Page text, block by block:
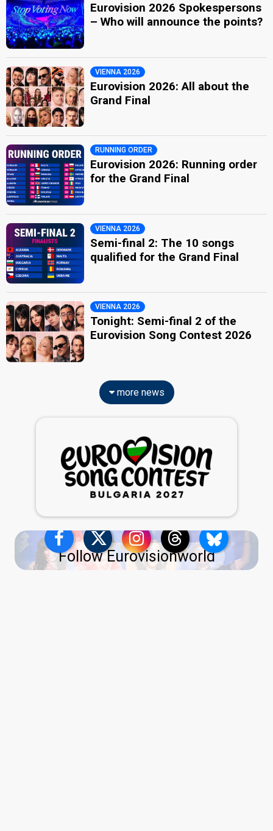
Eurovision 2026 Spokespersons
– Who will announce the points?
VIENNA 2026
Eurovision 2026: All about the
Grand Final
RUNNING ORDER
Eurovision 2026: Running order
for the Grand Final
VIENNA 2026
Semi-final 2: The 10 songs
qualified for the Grand Final
VIENNA 2026
Tonight: Semi-final 2 of the
Eurovision Song Contest 2026
more news
Follow Eurovisionworld